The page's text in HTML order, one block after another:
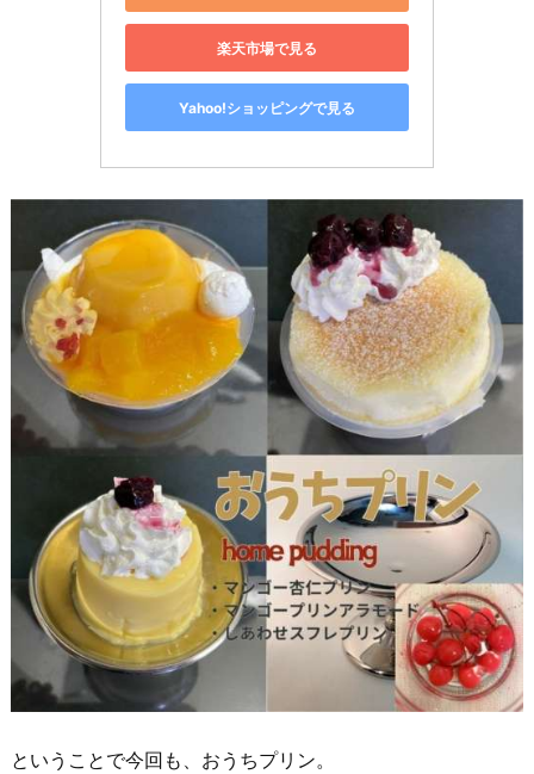
楽天市場で見る
Yahoo!ショッピングで見る
ということで今回も、おうちプリン。